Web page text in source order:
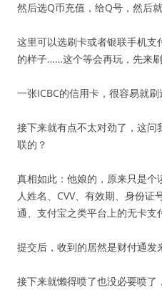
然后选Q币充值，给Q号，然后
这里可以选刷卡或者银联手机
的样子……这个等会再玩，先来
一张ICBC的信用卡，很容易就刷
接下来就有点不太对劲了，这
联的？
真相如此：他娘的，原来只是
人姓名、CVV、有效期、身份
通、支付宝之类平台上的无卡
提交后，收到的居然是财付通发
接下来就懒得喷了也没必要喷